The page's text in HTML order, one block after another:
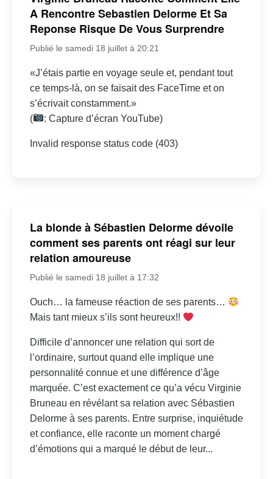
A Rencontre Sebastien Delorme Et Sa
Reponse Risque De Vous Surprendre
Publié le samedi 18 juillet à 20:21
«J’étais partie en voyage seule et, pendant tout
ce temps-là, on se faisait des FaceTime et on
s’écrivait constamment.»
(
: Capture d’écran YouTube)
Invalid response status code (403)
La blonde à Sébastien Delorme dévoile
comment ses parents ont réagi sur leur
relation amoureuse
Publié le samedi 18 juillet à 17:32
Ouch… la fameuse réaction de ses parents…
Mais tant mieux s’ils sont heureux!!
Difficile d’annoncer une relation qui sort de
l’ordinaire, surtout quand elle implique une
personnalité connue et une différence d’âge
marquée. C’est exactement ce qu’a vécu Virginie
Bruneau en révélant sa relation avec Sébastien
Delorme à ses parents. Entre surprise, inquiétude
et confiance, elle raconte un moment chargé
d’émotions qui a marqué le début de leur...